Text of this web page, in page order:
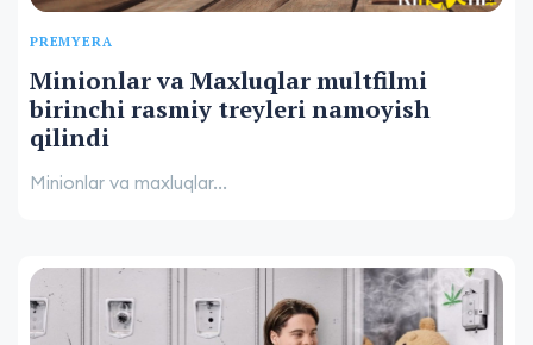
PREMYERA
Minionlar va Maxluqlar multfilmi
birinchi rasmiy treyleri namoyish
qilindi
Minionlar va maxluqlar...